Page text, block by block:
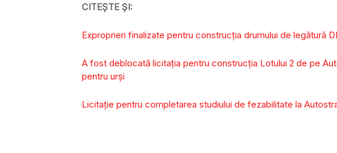
CITEȘTE ȘI:
Exproprieri finalizate pentru construcția drumului de legătură
A fost deblocată licitația pentru construcția Lotului 2 de pe
pentru urși
Licitație pentru completarea studiului de fezabilitate la